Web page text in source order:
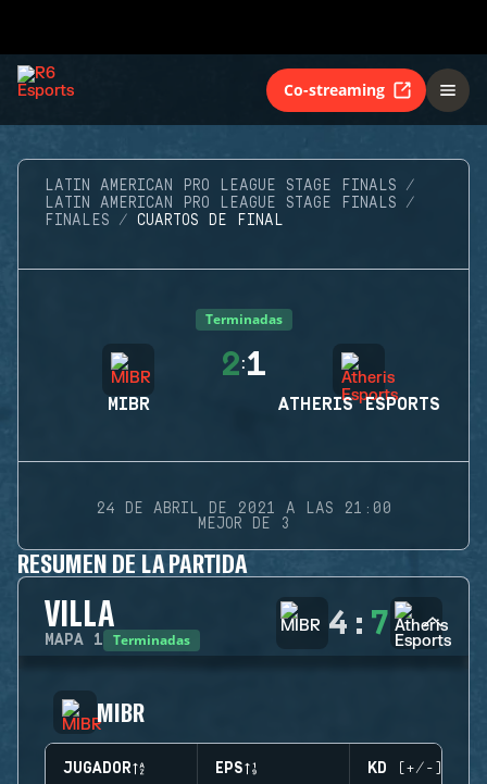
Co-streaming
LATIN AMERICAN PRO LEAGUE STAGE FINALS
LATIN AMERICAN PRO LEAGUE STAGE FINALS
FINALES
CUARTOS DE FINAL
Terminadas
MIBR
2:1
ATHERIS ESPORTS
24 DE ABRIL DE 2021 A LAS 21:00
MEJOR DE 3
RESUMEN DE LA PARTIDA
VILLA
MAPA 1 Terminadas 4 : 7
MIBR
JUGADOR EPS KD (+/-)